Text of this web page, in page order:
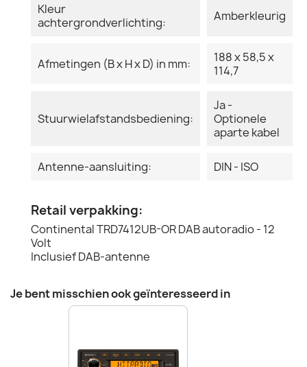
Kleur
achtergrondverlichting:
Amberkleurig
Afmetingen (B x H x D) in mm:
188 x 58,5 x
114,7
Stuurwielafstandsbediening:
Ja -
Optionele
aparte kabel
Antenne-aansluiting: DIN - ISO
Retail verpakking:
Continental TRD7412UB-OR DAB autoradio - 12
Volt
Inclusief DAB-antenne
Je bent misschien ook geïnteresseerd in